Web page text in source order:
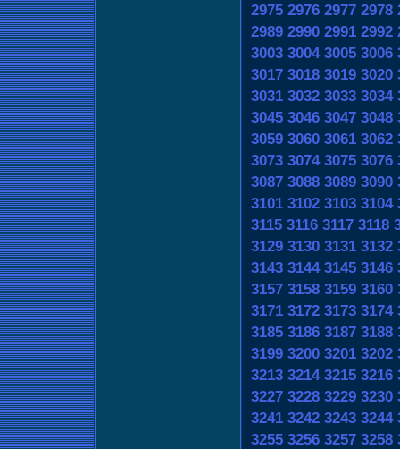
2975 2976 2977 2978
2989 2990 2991 2992
3003 3004 3005 3006
3017 3018 3019 3020
3031 3032 3033 3034
3045 3046 3047 3048
3059 3060 3061 3062
3073 3074 3075 3076
3087 3088 3089 3090
3101 3102 3103 3104
3115 3116 3117 3118
3129 3130 3131 3132
3143 3144 3145 3146
3157 3158 3159 3160
3171 3172 3173 3174
3185 3186 3187 3188
3199 3200 3201 3202
3213 3214 3215 3216
3227 3228 3229 3230
3241 3242 3243 3244
3255 3256 3257 3258